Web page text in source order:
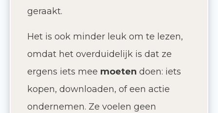
geraakt.
Het is ook minder leuk om te lezen,
omdat het overduidelijk is dat ze
ergens iets mee moeten doen: iets
kopen, downloaden, of een actie
ondernemen. Ze voelen geen